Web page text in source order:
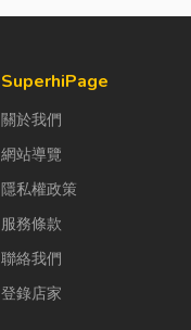
SuperhiPage
關於我們
網站導覽
隱私權政策
服務條款
聯絡我們
登錄店家